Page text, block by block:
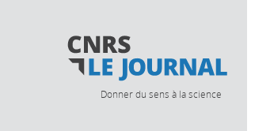
Donner du sens à la science